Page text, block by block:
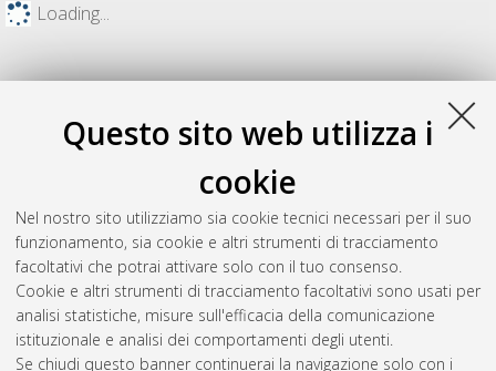
Questo sito web utilizza i
cookie
Nel nostro sito utilizziamo sia cookie tecnici necessari per il suo
funzionamento, sia cookie e altri strumenti di tracciamento
facoltativi che potrai attivare solo con il tuo consenso.
Cookie e altri strumenti di tracciamento facoltativi sono usati per
analisi statistiche, misure sull'efficacia della comunicazione
istituzionale e analisi dei comportamenti degli utenti.
Se chiudi questo banner continuerai la navigazione solo con i
Loading...
Gestione del documento: